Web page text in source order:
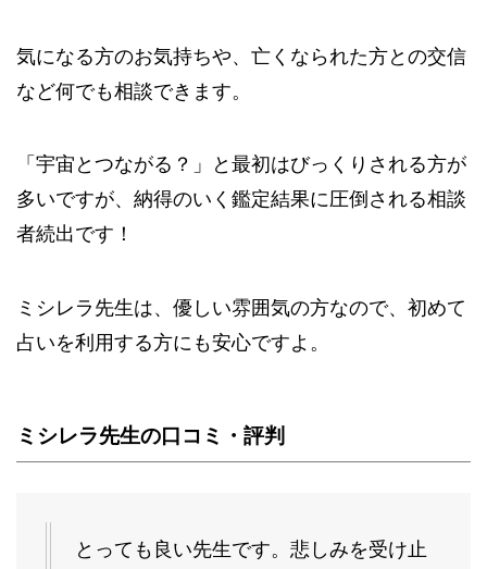
気になる方のお気持ちや、亡くなられた方との交信
など何でも相談できます。
「宇宙とつながる？」と最初はびっくりされる方が
多いですが、納得のいく鑑定結果に圧倒される相談
者続出です！
ミシレラ先生は、優しい雰囲気の方なので、初めて
占いを利用する方にも安心ですよ。
ミシレラ先生の口コミ・評判
とっても良い先生です。悲しみを受け止